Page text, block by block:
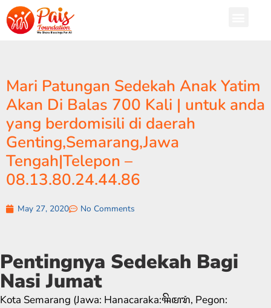
Mari Patungan Sedekah Anak Yatim
Akan Di Balas 700 Kali | untuk anda
yang berdomisili di daerah
Genting,Semarang,Jawa
Tengah|Telepon –
08.13.80.24.44.86
May 27, 2020 No Comments
Pentingnya Sedekah Bagi
Nasi Jumat
Kota Semarang (Jawa: Hanacaraka:ꦯꦼꦩꦫꦁ​, Pegon: